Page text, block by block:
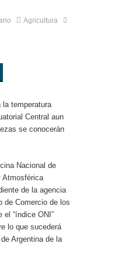
Agricultura
la temperatura
Central aun
se conocerán
Nacional de
Atmosférica
de la agencia
de Comercio de los
el “índice ONI”
lo que sucederá
Argentina de la